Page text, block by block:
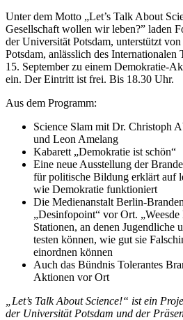
Unter dem Motto „Let’s Talk About
Gesellschaft wollen wir leben?” laden
der Universität Potsdam, unterstützt
Potsdam, anlässlich des Internationalen
15. September zu einem Demokratie-
ein. Der Eintritt ist frei. Bis 18.30 Uhr.
Aus dem Programm:
Science Slam mit Dr. Christoph
und Leon Amelang
Kabarett „Demokratie ist schön“
Eine neue Ausstellung der
für politische Bildung erklärt auf
wie Demokratie funktioniert
Die Medienanstalt Berlin-
„Desinfopoint“ vor Ort.
Stationen, an denen Jugendliche
testen können, wie gut sie
einordnen können
Auch das Bündnis Tolerantes
Aktionen vor Ort
„Let’s Talk About Science!“ ist ein
der Universität Potsdam und der